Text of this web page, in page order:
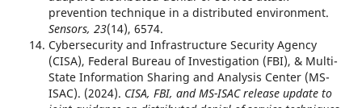
prevention technique in a distributed environment.
Sensors, 23(14), 6574.
Cybersecurity and Infrastructure Security Agency
(CISA), Federal Bureau of Investigation (FBI), & Multi-
State Information Sharing and Analysis Center (MS-
ISAC). (2024). CISA, FBI, and MS-ISAC release update to